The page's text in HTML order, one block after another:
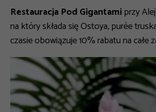
Restauracja Pod Gigantamiprzy
na który składa się Ostoya, purée
czasie obowiązuje 10% rabatu na